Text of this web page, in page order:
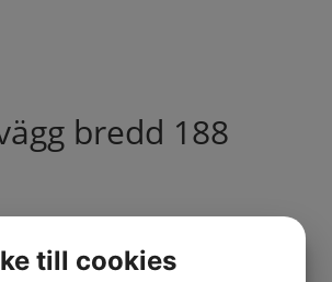
bredd 188
till cookies